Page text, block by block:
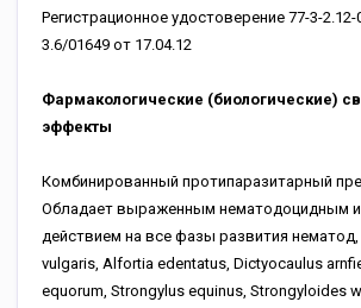
Регистрационное удостоверение 77-3-
3.6/01649 от 17.04.12
Фармакологические (биологические)
эффекты
Комбинированный протипаразитарный
Обладает выраженным нематодоцидным
действием на все фазы развития
vulgaris, Alfortia edentatus, Dictyocaulus
equorum, Strongylus equinus, Strongyloides